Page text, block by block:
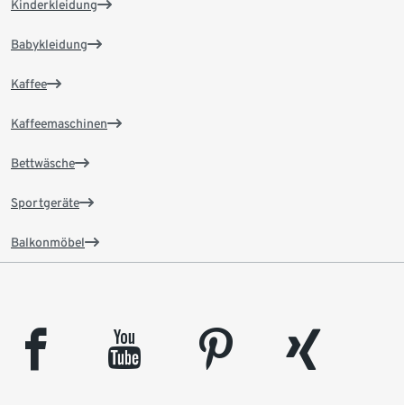
Kinderkleidung
Babykleidung
Kaffee
Kaffeemaschinen
Bettwäsche
Sportgeräte
Balkonmöbel
facebook youtube pinterest
xing